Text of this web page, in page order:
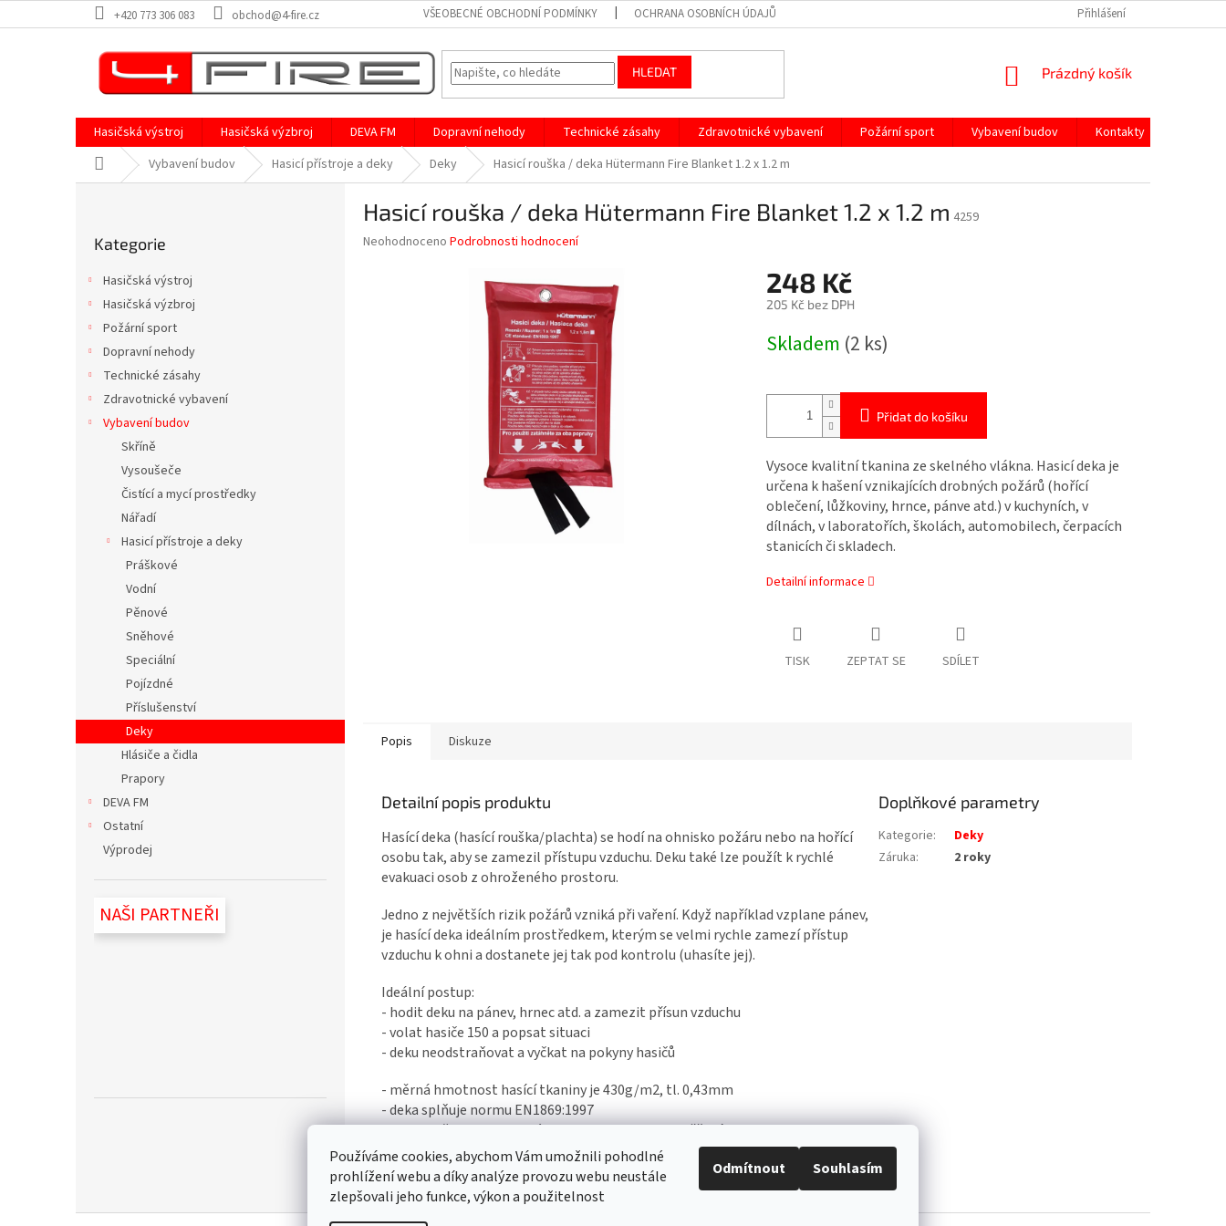
Používáme cookies, abychom Vám umožnili pohodlné
prohlížení webu a díky analýze provozu webu neustále
zlepšovali jeho funkce, výkon a použitelnost
Odmítnout Souhlasím
na
+420 773 306 083 obchod@4-fire.cz VŠEOBECNÉ OBCHODNÍ PODMÍNKY OCHRANA OSOBNÍCH ÚDAJŮ Přihlášení
HLEDAT
NÁKUPNÍ
Prázdný košík
Hasičská výstroj Hasičská výzbroj DEVA FM Dopravní nehody Technické zásahy Zdravotnické vybavení Požární sport Vybavení budov
Kontakty
Domů Vybavení budov Hasicí přístroje a deky Deky Hasicí rouška / deka Hütermann Fire Blanket 1.2 x 1.2 m
kategorie
Kategorie
Hasičská výstroj
Hasičská výzbroj
Požární sport
Dopravní nehody
Technické zásahy
Zdravotnické vybavení
Vybavení budov
Skříně
Vysoušeče
Čistící a mycí prostředky
Nářadí
Hasicí přístroje a deky
Práškové
Vodní
Pěnové
Sněhové
Speciální
Pojízdné
Příslušenství
Deky
Hlásiče a čidla
Prapory
DEVA FM
Ostatní
Výprodej
NAŠI PARTNEŘI
Hasicí rouška / deka Hütermann Fire Blanket 1.2 x 1.2 m 4259
Průměrné
Neohodnoceno Podrobnosti hodnocení
248 Kč
205 Kč bez DPH
cena:
Skladem (2 ks)
Přidat do košíku
Vysoce kvalitní tkanina ze skelného vlákna. Hasicí deka je
určena k hašení vznikajících drobných požárů (hořící
oblečení, lůžkoviny, hrnce, pánve atd.) v kuchyních, v
dílnách, v laboratořích, školách, automobilech, čerpacích
stanicích či skladech.
Detailní informace
TISK ZEPTAT SE SDÍLET
Popis Diskuze
Detailní popis produktu
Hasící deka (hasící rouška/plachta) se hodí na ohnisko požáru nebo na hořící
osobu tak, aby se zamezil přístupu vzduchu. Deku také lze použít k rychlé
evakuaci osob z ohroženého prostoru.
Jedno z největších rizik požárů vzniká při vaření. Když například vzplane pánev,
je hasící deka ideálním prostředkem, kterým se velmi rychle zamezí přístup
vzduchu k ohni a dostanete jej tak pod kontrolu (uhasíte jej).
Ideální postup:
- hodit deku na pánev, hrnec atd. a zamezit přísun vzduchu
- volat hasiče 150 a popsat situaci
- deku neodstraňovat a vyčkat na pokyny hasičů
- měrná hmotnost hasící tkaniny je 430g/m2, tl. 0,43mm
- deka splňuje normu EN1869:1997
- deka uložena v praktickém obalu s okem pro zavěšení
- teplotní odolnost: 550°C
Doplňkové parametry
Kategorie:
Deky
Záruka: 2 roky